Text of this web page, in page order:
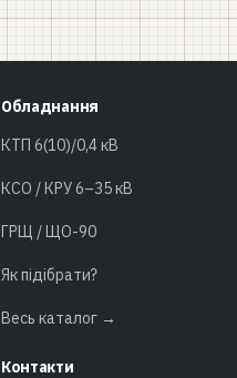
Обладнання
КТП 6(10)/0,4 кВ
КСО / КРУ 6–35 кВ
ГРЩ / ЩО-90
Як підібрати?
Весь каталог →
Контакти